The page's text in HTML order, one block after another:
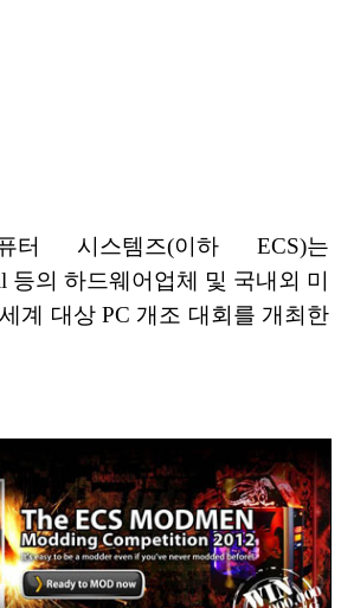
터 시스템즈(이하 ECS)는
등의 하드웨어업체 및 국내외 미
계 대상 PC 개조 대회를 개최한